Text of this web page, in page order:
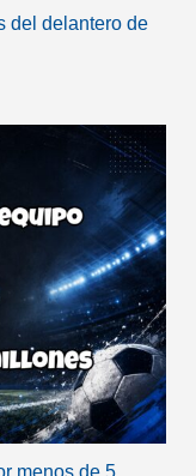
del delantero de